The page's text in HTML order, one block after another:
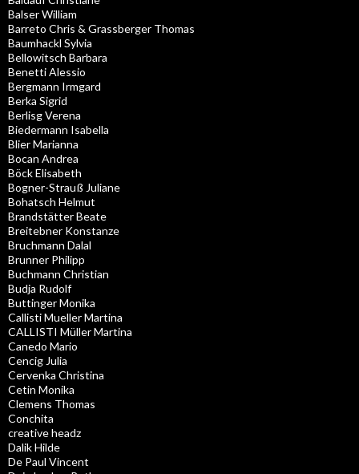
Balser William
Barreto Chris & Grassberger Thomas
Baumhackl Sylvia
Bellowitsch Barbara
Benetti Alessio
Bergmann Irmgard
Berka Sigrid
Berlisg Verena
Biedermann Isabella
Blier Marianna
Bocan Andrea
Böck Elisabeth
Bogner-Strauß Juliane
Bohatsch Helmut
Brandstätter Beate
Breitebner Konstanze
Bruchmann Dalal
Brunner Philipp
Buchmann Christian
Budja Rudolf
Buttinger Monika
Callisti Mueller Martina
CALLISTI Müller Martina
Canedo Mario
Cencig Julia
Cervenka Christina
Cetin Monika
Clemens Thomas
Conchita
creative headz
Dalik Hilde
De Paul Vincent